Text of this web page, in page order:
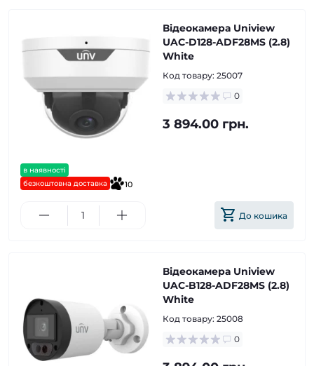
в наявності
безкоштовна доставка
10
Відеокамера Uniview
UAC-D128-ADF28MS (2.8)
White
Код товару: 25007
0
3 894.00 грн.
До кошика
Відеокамера Uniview
UAC-B128-ADF28MS (2.8)
White
Код товару: 25008
0